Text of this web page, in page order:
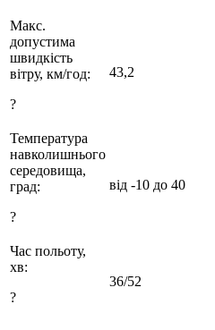
Макс.
допустима
швидкість
вітру, км/год:
?
43,2
Температура
навколишнього
середовища,
град:
?
від -10 до 40
Час польоту,
хв:
?
36/52